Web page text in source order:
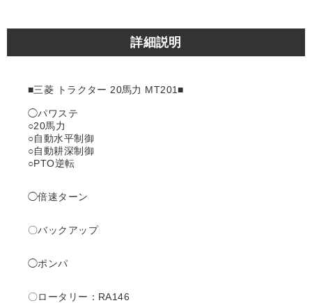
詳細説明
■三菱 トラクター 20馬力 MT201■
◯パワステ
○20馬力
○自動水平制御
○自動耕深制御
○PTO逆転
◯倍速ターン
〇バックアップ
◯ポンパ
〇ロータリー：RA146